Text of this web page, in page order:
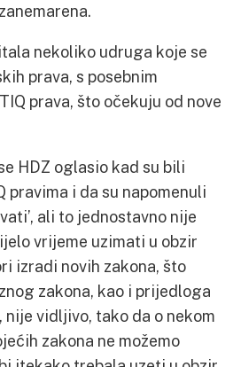
nekoliko udruga koje se
prava, s posebnim
prava, što očekuju od nove
HDZ oglasio kad su bili
pravima i da su napomenuli
ali to jednostavno nije
vrijeme uzimati u obzir
izradi novih zakona, što
zakona, kao i prijedloga
nije vidljivo, tako da o nekom
zakona ne možemo